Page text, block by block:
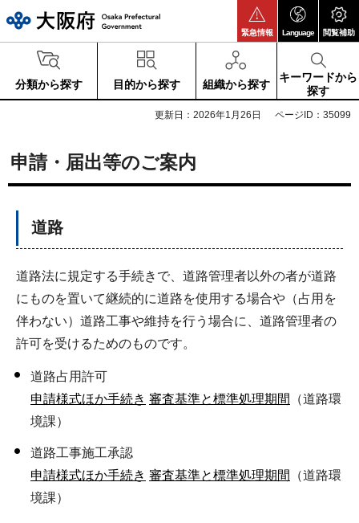
緊急情報 Language 閲覧補助
分類から探す 目的から探す 組織から探す
キーワードから
探す
更新日：2026年1月26日 ページID：35099
申請・届出等のご案内
道路
道路法に規定する手続きで、道路管理者以外の者が道路
にものを置いて継続的に道路を使用する場合や（占用を
伴わない）道路工事や維持を行う場合に、道路管理者の
許可を受けるためのものです。
道路占用許可
申請様式ほか手続き 審査基準と標準処理期間
（道路環
境課）
道路工事施工承認
申請様式ほか手続き 審査基準と標準処理期間
（道路環
境課）